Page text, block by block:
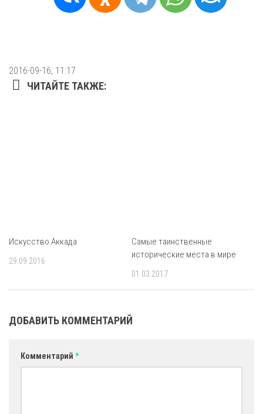
2016-09-16, 11:17
ЧИТАЙТЕ ТАКЖЕ:
Искусство Аккада
29.09.2016
Самые таинственные
исторические места в мире
01.03.2017
ДОБАВИТЬ КОММЕНТАРИЙ
Комментарий *